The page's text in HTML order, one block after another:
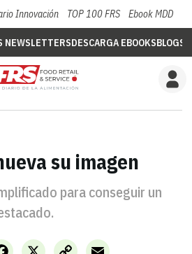
Innovación TOP 100 FRS Ebook MDD
NEWSLETTERSDESCARGA EBOOKSBLOGS
su imagen
para conseguir un
X
Facebook
Copy
Email